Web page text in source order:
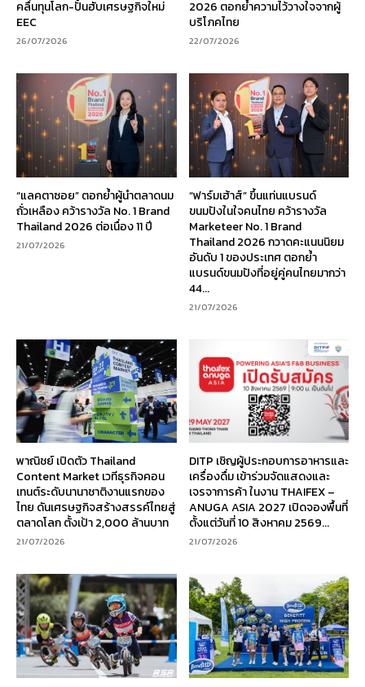
คลื่นทุนโลก-ปั้นฮับเศรษฐกิจใหม่
EEC
26/07/2026
2026 ตอกย้ำความไว้วางใจจากผู้
บริโภคไทย
22/07/2026
“แลคตาซอย” ตอกย้ำผู้นำตลาดนม
ถั่วเหลือง คว้ารางวัล No. 1 Brand
Thailand 2026 ต่อเนื่อง 11 ปี
21/07/2026
“ฟาร์มเฮ้าส์” ขึ้นแท่นแบรนด์
ขนมปังในใจคนไทย คว้ารางวัล
Marketeer No. 1 Brand
Thailand 2026 กวาดคะแนนนิยม
อันดับ 1 ของประเทศ ตอกย้ำ
แบรนด์ขนมปังที่อยู่คู่คนไทยมากว่า
44...
21/07/2026
พาณิชย์ เปิดตัว Thailand
Content Market เวทีธุรกิจคอน
เทนต์ระดับนานาชาติงานแรกของ
ไทย ดันเศรษฐกิจสร้างสรรค์ไทยสู่
ตลาดโลก ตั้งเป้า 2,000 ล้านบาท
21/07/2026
DITP เชิญผู้ประกอบการอาหารและ
เครื่องดื่ม เข้าร่วมจัดแสดงและ
เจรจาการค้า ในงาน THAIFEX –
ANUGA ASIA 2027 เปิดจองพื้นที่
ตั้งแต่วันที่ 10 สิงหาคม 2569...
21/07/2026